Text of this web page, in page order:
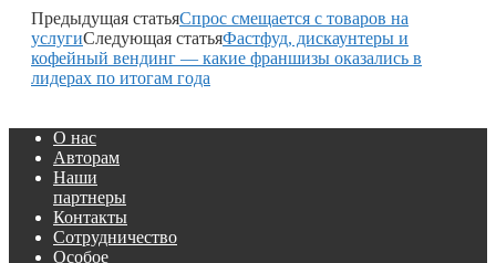
Предыдущая статьяСпрос смещается с товаров на
услугиСледующая статьяФастфуд, дискаунтеры и
кофейный вендинг — какие франшизы оказались в
лидерах по итогам года
О нас
Авторам
Наши
партнеры
Контакты
Сотрудничество
Особое